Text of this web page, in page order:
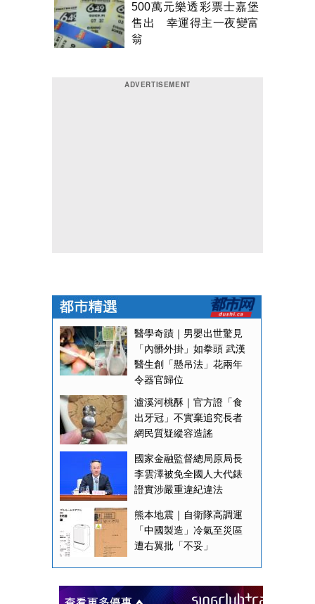
500萬元樂透彩票士嘉堡
售出 幸運得主一夜變富
翁